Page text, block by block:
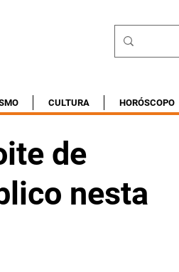
CULTURA HORÓSCOPO
de
nesta